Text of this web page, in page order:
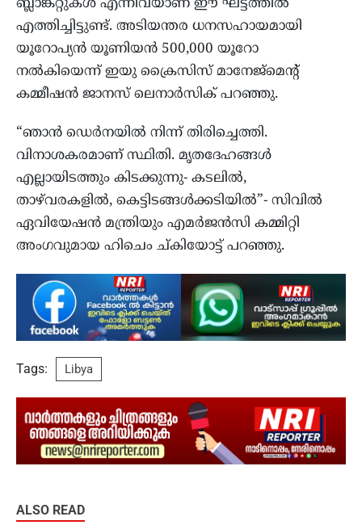
ബ്ലാങ്കറ്റുകള്‍ എന്നിവയാണ് ഈ ഘട്ടത്തില്‍
എത്തിച്ചിട്ടുണ്ട്. അടിയന്തര ധനസഹായമായി
യൂറോപ്യന്‍ യൂണിയന്‍ 500,000 യൂറോ
നല്‍കിയെന്ന് ഇയു ക്രൈസിസ് മാനേജ്‌മെന്റ്
കമ്മീഷൻ ജാനസ് ലെനാർസിക് പറഞ്ഞു.
“ഞാൻ ഡെർനയിൽ നിന്ന് തിരിച്ചെത്തി.
വിനാശകരമാണ് സ്ഥിതി. മൃതദേഹങ്ങൾ
എല്ലായിടത്തും കിടക്കുന്നു- കടലിൽ,
താഴ്‌വരകളിൽ, കെട്ടിടങ്ങൾക്കടിയില്‍”- സിവിൽ
ഏവിയേഷൻ മന്ത്രിയും എമർജൻസി കമ്മിറ്റി
അംഗവുമായ ഹിചെം ച്‍കിയോട്ട് പറഞ്ഞു.
Tags: Libya
ALSO READ